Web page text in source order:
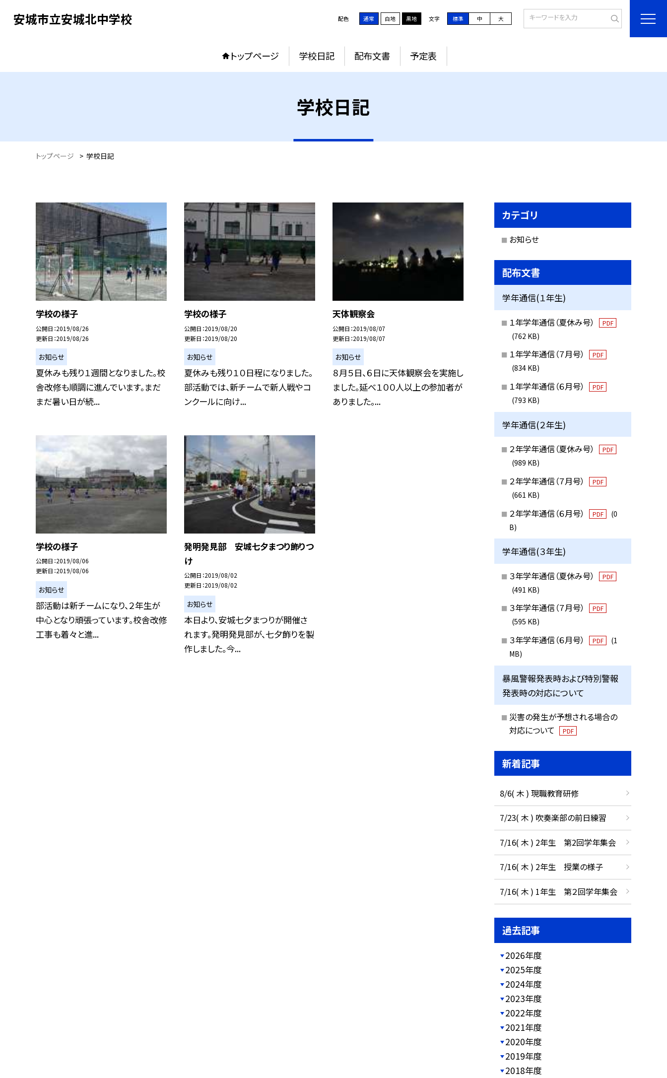
安城市立安城北中学校 配色 通常 白地 黒地 文字 標準 中 大
トップページ 学校日記 配布文書 予定表
学校日記
トップページ > 学校日記
学校の様子
公開日 2019/08/26
更新日 2019/08/26
お知らせ
夏休みも残り１週間となりました。校
舎改修も順調に進んでいます。まだ
まだ暑い日が続...
学校の様子
公開日 2019/08/20
更新日 2019/08/20
お知らせ
夏休みも残り１０日程になりました。
部活動では、新チームで新人戦やコ
ンクールに向け...
天体観察会
公開日 2019/08/07
更新日 2019/08/07
お知らせ
８月５日、６日に天体観察会を実施し
ました。延べ１００人以上の参加者が
ありました。...
学校の様子
公開日 2019/08/06
更新日 2019/08/06
お知らせ
部活動は新チームになり、２年生が
中心となり頑張っています。校舎改修
工事も着々と進...
発明発見部 安城七夕まつり飾りつ
け
公開日 2019/08/02
更新日 2019/08/02
お知らせ
本日より、安城七夕まつりが開催さ
れます。発明発見部が、七夕飾りを製
作しました。今...
カテゴリ
お知らせ
配布文書
学年通信(１年生)
１年学年通信（夏休み号） PDF
(762 KB)
１年学年通信（７月号） PDF
(834 KB)
１年学年通信（６月号） PDF
(793 KB)
学年通信(２年生)
２年学年通信（夏休み号） PDF
(989 KB)
２年学年通信（７月号） PDF
(661 KB)
２年学年通信（６月号） PDF
(0
B)
学年通信(３年生)
３年学年通信（夏休み号） PDF
(491 KB)
３年学年通信（７月号） PDF
(595 KB)
３年学年通信（６月号） PDF
(1
MB)
暴風警報発表時および特別警報
発表時の対応について
災害の発生が予想される場合の
対応について
PDF
新着記事
8/6( 木 ) 現職教育研修
7/23( 木 ) 吹奏楽部の前日練習
7/16( 木 ) 2年生 第2回学年集会
7/16( 木 ) 2年生 授業の様子
7/16( 木 ) 1年生 第２回学年集会
過去記事
2026年度
2025年度
2024年度
2023年度
2022年度
2021年度
2020年度
2019年度
2018年度